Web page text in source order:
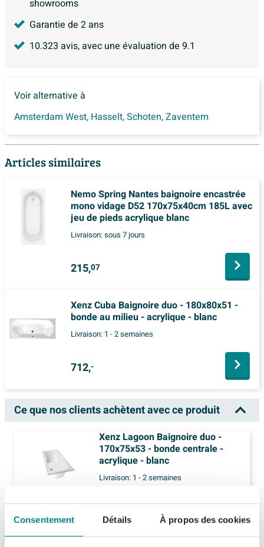
Consentement Détails À propos des cookies
showrooms
Garantie de 2 ans
10.323 avis, avec une évaluation de 9.1
Voir alternative à
Amsterdam West, Hasselt,Schoten,Zaventem
Articles similaires
Nemo Spring Nantes baignoire encastrée
mono vidage D52 170x75x40cm 185L avec
jeu de pieds acrylique blanc
Livraison:sous 7 jours
215,07
Xenz Cuba Baignoire duo - 180x80x51 -
bonde au milieu - acrylique - blanc
Livraison: 1 - 2 semaines
712,-
Ce que nos clients achètent avec ce produit
Xenz Lagoon Baignoire duo -
170x75x53 - bonde centrale -
acrylique - blanc
Livraison: 1 - 2 semaines